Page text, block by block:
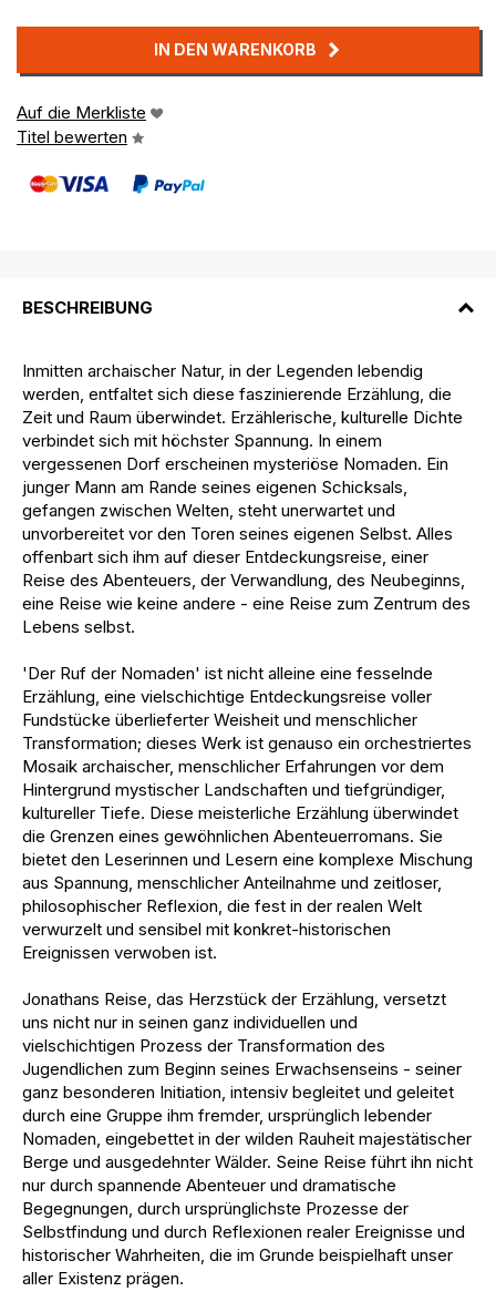
IN DEN WARENKORB
Auf die Merkliste
Titel bewerten
BESCHREIBUNG
Inmitten archaischer Natur, in der Legenden lebendig
werden, entfaltet sich diese faszinierende Erzählung, die
Zeit und Raum überwindet. Erzählerische, kulturelle Dichte
verbindet sich mit höchster Spannung. In einem
vergessenen Dorf erscheinen mysteriöse Nomaden. Ein
junger Mann am Rande seines eigenen Schicksals,
gefangen zwischen Welten, steht unerwartet und
unvorbereitet vor den Toren seines eigenen Selbst. Alles
offenbart sich ihm auf dieser Entdeckungsreise, einer
Reise des Abenteuers, der Verwandlung, des Neubeginns,
eine Reise wie keine andere - eine Reise zum Zentrum des
Lebens selbst.
'Der Ruf der Nomaden' ist nicht alleine eine fesselnde
Erzählung, eine vielschichtige Entdeckungsreise voller
Fundstücke überlieferter Weisheit und menschlicher
Transformation; dieses Werk ist genauso ein orchestriertes
Mosaik archaischer, menschlicher Erfahrungen vor dem
Hintergrund mystischer Landschaften und tiefgründiger,
kultureller Tiefe. Diese meisterliche Erzählung überwindet
die Grenzen eines gewöhnlichen Abenteuerromans. Sie
bietet den Leserinnen und Lesern eine komplexe Mischung
aus Spannung, menschlicher Anteilnahme und zeitloser,
philosophischer Reflexion, die fest in der realen Welt
verwurzelt und sensibel mit konkret-historischen
Ereignissen verwoben ist.
Jonathans Reise, das Herzstück der Erzählung, versetzt
uns nicht nur in seinen ganz individuellen und
vielschichtigen Prozess der Transformation des
Jugendlichen zum Beginn seines Erwachsenseins - seiner
ganz besonderen Initiation, intensiv begleitet und geleitet
durch eine Gruppe ihm fremder, ursprünglich lebender
Nomaden, eingebettet in der wilden Rauheit majestätischer
Berge und ausgedehnter Wälder. Seine Reise führt ihn nicht
nur durch spannende Abenteuer und dramatische
Begegnungen, durch ursprünglichste Prozesse der
Selbstfindung und durch Reflexionen realer Ereignisse und
historischer Wahrheiten, die im Grunde beispielhaft unser
aller Existenz prägen.